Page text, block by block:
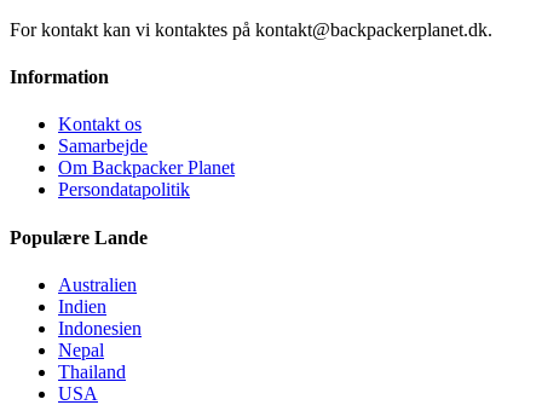
For kontakt kan vi kontaktes på kontakt@backpackerplanet.dk.
Information
Kontakt os
Samarbejde
Om Backpacker Planet
Persondatapolitik
Populære Lande
Australien
Indien
Indonesien
Nepal
Thailand
USA